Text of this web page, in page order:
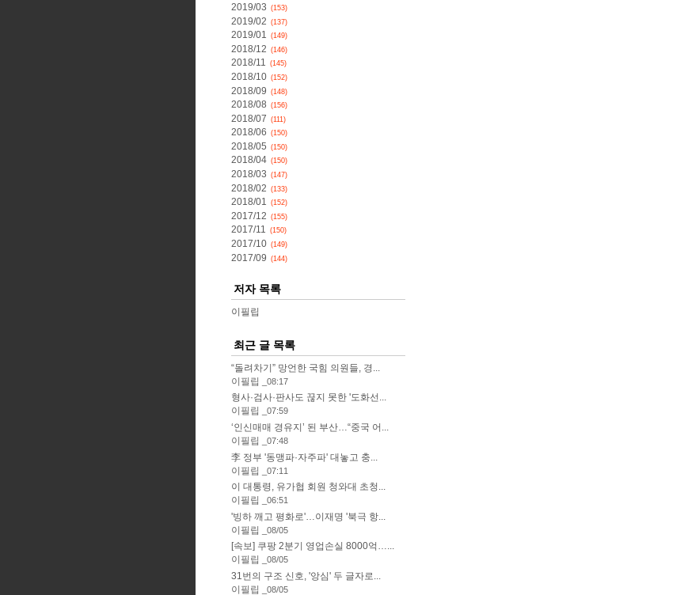
2019/03 (153)
2019/02 (137)
2019/01 (149)
2018/12 (146)
2018/11 (145)
2018/10 (152)
2018/09 (148)
2018/08 (156)
2018/07 (111)
2018/06 (150)
2018/05 (150)
2018/04 (150)
2018/03 (147)
2018/02 (133)
2018/01 (152)
2017/12 (155)
2017/11 (150)
2017/10 (149)
2017/09 (144)
저자 목록
이필립
최근 글 목록
“돌려차기” 망언한 국힘 의원들, 경...
이필립
08:17
형사·검사·판사도 끊지 못한 '도화선...
이필립
07:59
‘인신매매 경유지’ 된 부산…“중국 어...
이필립
07:48
李 정부 '동맹파·자주파' 대놓고 충...
이필립
07:11
이 대통령, 유가협 회원 청와대 초청...
이필립
06:51
'빙하 깨고 평화로'…이재명 '북극 항...
이필립
08/05
[속보] 쿠팡 2분기 영업손실 8000억…...
이필립
08/05
31번의 구조 신호, '앙심' 두 글자로...
이필립
08/05